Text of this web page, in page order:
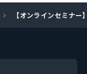
【オンラインセミナ